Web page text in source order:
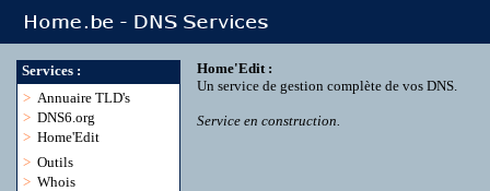
Services :
> Annuaire TLD's
> DNS6.org
> Home'Edit
> Outils
> Whois
Home'Edit :
Un service de gestion complète de vos DNS.
Service en construction.